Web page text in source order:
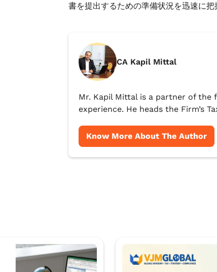
書を提出するための準備状況を迅速に把
CA Kapil Mittal
Mr. Kapil Mittal is a partner of the
experience. He heads the Firm’s
Know More About The Author